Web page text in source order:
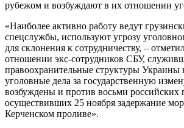
рубежом и возбуждают в их отношении
«Наиболее активно работу ведут
спецслужбы, используют угрозу
для склонения к сотрудничеству, –
отношении экс-сотрудников СБУ,
правоохранительные структуры Украины
уголовные дела за государственную
возбуждены и против восьми российских
осуществивших 25 ноября задержание
Керченском проливе».